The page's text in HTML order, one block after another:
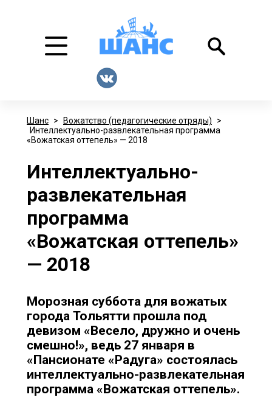
Шанс > Вожатство (педагогические отряды)
>
Интеллектуально-развлекательная программа
«Вожатская оттепель» — 2018
Интеллектуально-
развлекательная
программа
«Вожатская оттепель»
— 2018
Морозная суббота для вожатых
города Тольятти прошла под
девизом «Весело, дружно и очень
смешно!», ведь 27 января в
«Пансионате «Радуга» состоялась
интеллектуально-развлекательная
программа «Вожатская оттепель».